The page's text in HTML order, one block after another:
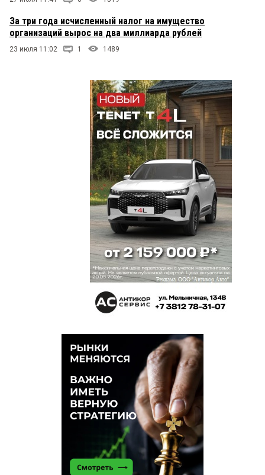
За три года исчисленный налог на имущество
организаций вырос на два миллиарда рублей
23 июля 11:02 1 1489